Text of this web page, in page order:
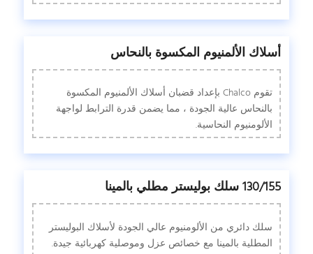
أسلاك الألمنيوم المكسوة بالنحاس
تقوم Chalco بإعداد قضبان أسلاك الألمنيوم المكسوة
بالنحاس عالية الجودة ، مما يضمن قدرة الترابط لواجهة
الألومنيوم النحاسية.
130/155 سلك بوليستر مطلي بالمينا
سلك دائري من الألومنيوم عالي الجودة لأسلاك البوليستر
المطلية بالمينا مع خصائص عزل وموصلية كهربائية جيدة.